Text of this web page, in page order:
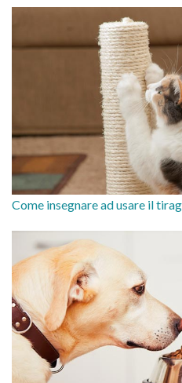
Come insegnare ad usare il